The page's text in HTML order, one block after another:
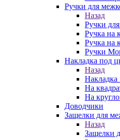
Ручки для
Назад
Ручки
Ручка на
Ручка на
Ручки
Накладка под
Назад
На
На
Доводчики
Защелки для
Назад
Защелки